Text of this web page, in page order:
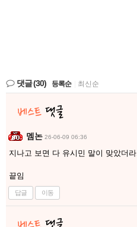
댓글(30) 등록순 최신순
멤논 26-06-09 06:36
지나고 보면 다 유시민 말이 맞았더라.
끝임
답글 이동